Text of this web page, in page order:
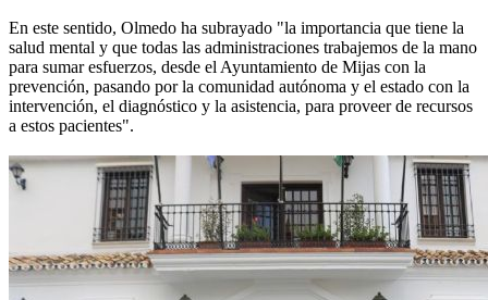
En este sentido, Olmedo ha subrayado "la importancia que tiene la
salud mental y que todas las administraciones trabajemos de la mano
para sumar esfuerzos, desde el Ayuntamiento de Mijas con la
prevención, pasando por la comunidad autónoma y el estado con la
intervención, el diagnóstico y la asistencia, para proveer de recursos
a estos pacientes".